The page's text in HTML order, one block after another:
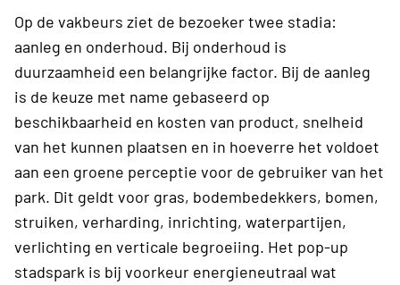
Op de vakbeurs ziet de bezoeker twee stadia:
aanleg en onderhoud. Bij onderhoud is
duurzaamheid een belangrijke factor. Bij de aanleg
is de keuze met name gebaseerd op
beschikbaarheid en kosten van product, snelheid
van het kunnen plaatsen en in hoeverre het voldoet
aan een groene perceptie voor de gebruiker van het
park. Dit geldt voor gras, bodembedekkers, bomen,
struiken, verharding, inrichting, waterpartijen,
verlichting en verticale begroeiing. Het pop-up
stadspark is bij voorkeur energieneutraal wat